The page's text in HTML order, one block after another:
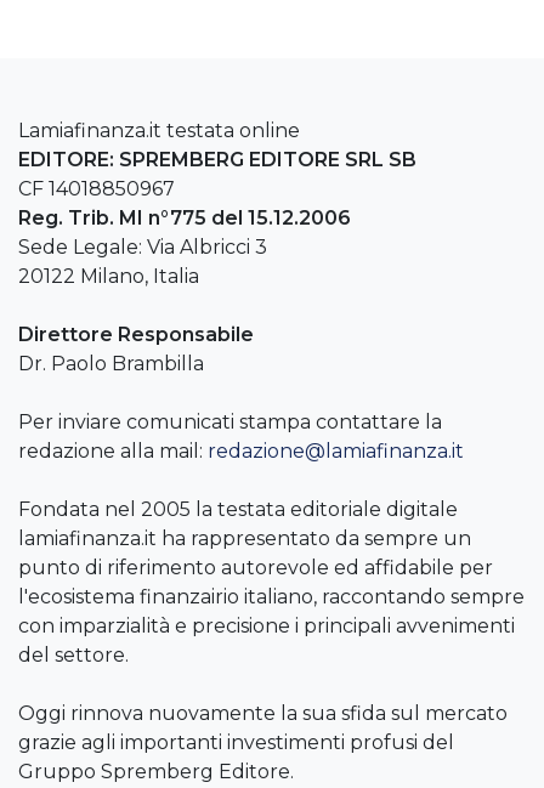
Lamiafinanza.it testata online
EDITORE: SPREMBERG EDITORE SRL SB
CF 14018850967
Reg. Trib. MI n°775 del 15.12.2006
Sede Legale: Via Albricci 3
20122 Milano, Italia
Direttore Responsabile
Dr. Paolo Brambilla
Per inviare comunicati stampa contattare la
redazione alla mail: redazione@lamiafinanza.it
Fondata nel 2005 la testata editoriale digitale
lamiafinanza.it ha rappresentato da sempre un
punto di riferimento autorevole ed affidabile per
l'ecosistema finanzairio italiano, raccontando sempre
con imparzialità e precisione i principali avvenimenti
del settore.
Oggi rinnova nuovamente la sua sfida sul mercato
grazie agli importanti investimenti profusi del
Gruppo Spremberg Editore.